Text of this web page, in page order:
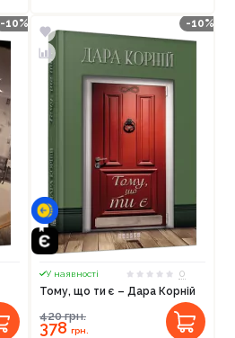
-10% -10%
У наявності
0
Тому, що ти є – Дара Корній
420грн.
378грн.